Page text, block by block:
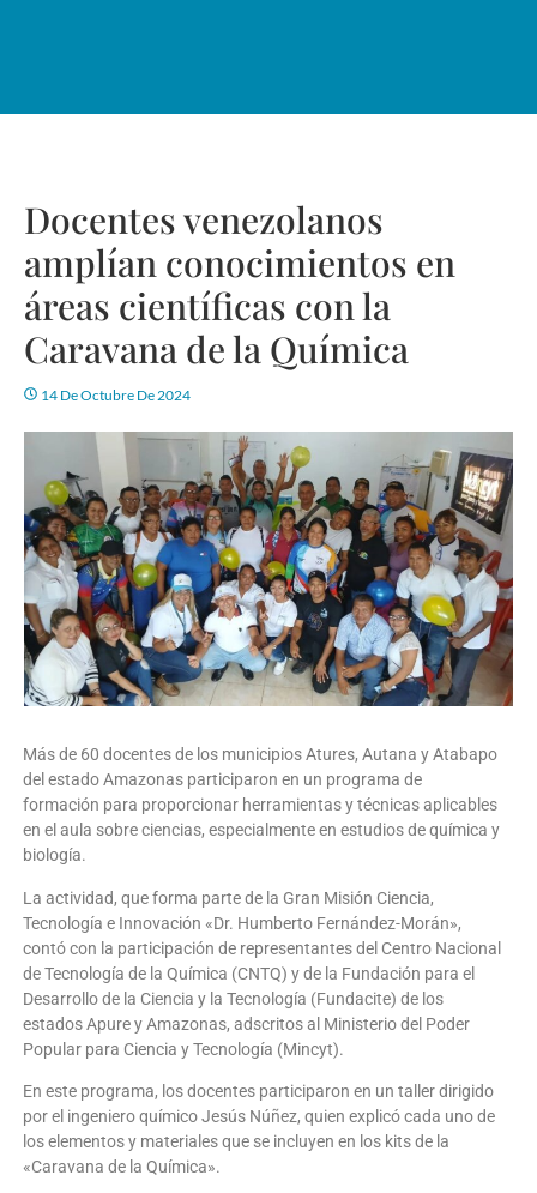
Docentes venezolanos
amplían conocimientos en
áreas científicas con la
Caravana de la Química
14 De Octubre De 2024
Más de 60 docentes de los municipios Atures, Autana y Atabapo
del estado Amazonas participaron en un programa de
formación para proporcionar herramientas y técnicas aplicables
en el aula sobre ciencias, especialmente en estudios de química y
biología.
La actividad, que forma parte de la Gran Misión Ciencia,
Tecnología e Innovación «Dr. Humberto Fernández-Morán»,
contó con la participación de representantes del Centro Nacional
de Tecnología de la Química (CNTQ) y de la Fundación para el
Desarrollo de la Ciencia y la Tecnología (Fundacite) de los
estados Apure y Amazonas, adscritos al Ministerio del Poder
Popular para Ciencia y Tecnología (Mincyt).
En este programa, los docentes participaron en un taller dirigido
por el ingeniero químico Jesús Núñez, quien explicó cada uno de
los elementos y materiales que se incluyen en los kits de la
«Caravana de la Química».